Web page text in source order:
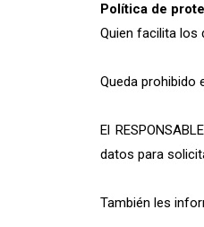
Política de
Quien facilita los
Queda prohibido
El
datos para
También les